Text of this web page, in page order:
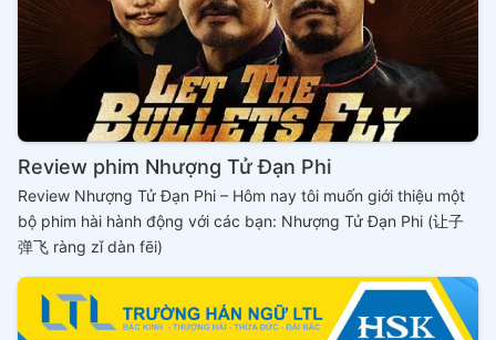
Review phim Nhượng Tử Đạn Phi
Review Nhượng Tử Đạn Phi – Hôm nay tôi muốn giới thiệu một
bộ phim hài hành động với các bạn: Nhượng Tử Đạn Phi (让子
弹飞 ràng zǐ dàn fēi)